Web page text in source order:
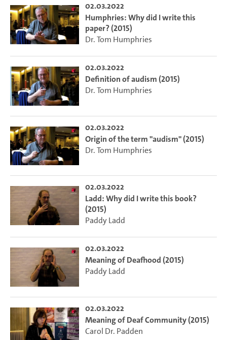
02.03.2022
Humphries: Why did I write this
paper? (2015)
Dr. Tom Humphries
02.03.2022
Definition of audism (2015)
Dr. Tom Humphries
02.03.2022
Origin of the term "audism" (2015)
Dr. Tom Humphries
02.03.2022
Ladd: Why did I write this book?
(2015)
Paddy Ladd
02.03.2022
Meaning of Deafhood (2015)
Paddy Ladd
02.03.2022
Meaning of Deaf Community (2015)
Carol Dr. Padden